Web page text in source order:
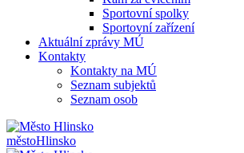
Sportovní spolky
Sportovní zařízení
Aktuální zprávy MÚ
Kontakty
Kontakty na MÚ
Seznam subjektů
Seznam osob
městoHlinsko